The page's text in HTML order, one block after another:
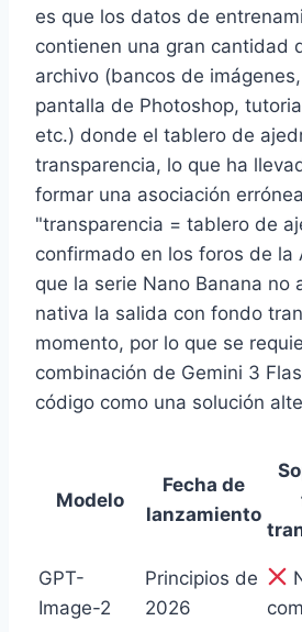
es que los datos de
contienen una gran cantidad
archivo (bancos de
pantalla de Photoshop,
etc.) donde el tablero de
transparencia, lo que ha
formar una asociación
"transparencia = tablero de
confirmado en los foros de la
que la serie Nano Banana no
nativa la salida con fondo
momento, por lo que se
combinación de Gemini 3
código como una solución
Modelo
Fecha de
lanzamiento
GPT-
Image-2
Principios de
2026